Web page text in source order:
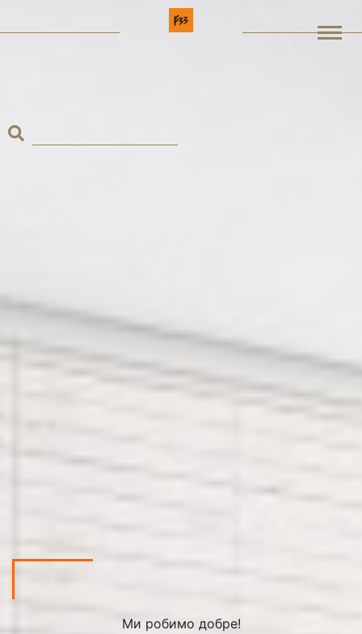
Ми робимо добре!